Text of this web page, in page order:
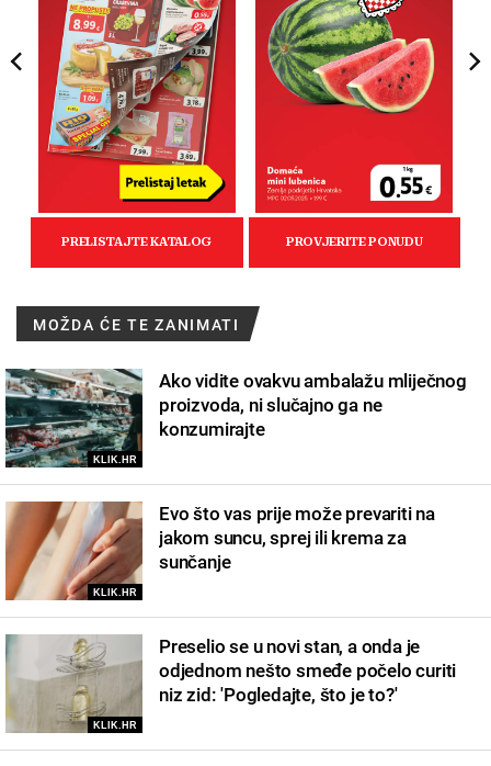
MOŽDA ĆE TE ZANIMATI
KLIK.HR
Ako vidite ovakvu ambalažu mliječnog
proizvoda, ni slučajno ga ne
konzumirajte
KLIK.HR
Evo što vas prije može prevariti na
jakom suncu, sprej ili krema za
sunčanje
KLIK.HR
Preselio se u novi stan, a onda je
odjednom nešto smeđe počelo curiti
niz zid: 'Pogledajte, što je to?'